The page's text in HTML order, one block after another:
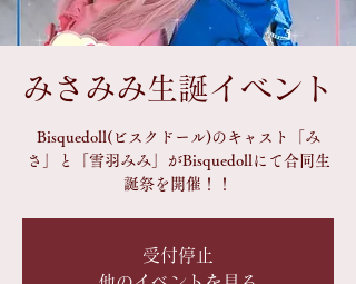
みさみみ生誕イベント
Bisquedoll(ビスクドール)のキャスト「み
さ」と「雪羽みみ」がBisquedollにて合同生
誕祭を開催！！
受付停止